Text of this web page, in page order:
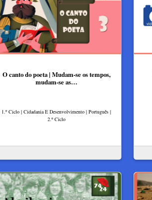
O canto do poeta | Mudam-se os tempos,
mudam-se as…
1.º Ciclo | Cidadania E Desenvolvimento | Português |
2.º Ciclo